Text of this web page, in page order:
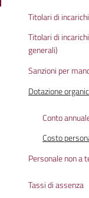
Titolari di
Titolari di
generali)
Sanzioni per
Dotazione
Conto
Costo
Personale non a
Tassi di assenza